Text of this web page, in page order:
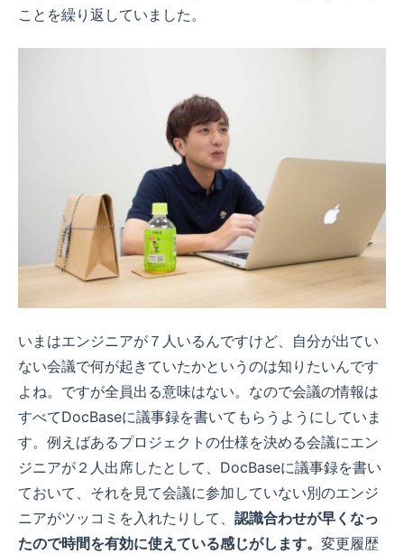
ことを繰り返していました。
いまはエンジニアが７人いるんですけど、自分が出てい
ない会議で何が起きていたかというのは知りたいんです
よね。ですが全員出る意味はない。なので会議の情報は
すべてDocBaseに議事録を書いてもらうようにしていま
す。例えばあるプロジェクトの仕様を決める会議にエン
ジニアが２人出席したとして、DocBaseに議事録を書い
ておいて、それを見て会議に参加していない別のエンジ
ニアがツッコミを入れたりして、 認識合わせが早くなっ
たので時間を有効に使えている感じがします。 変更履歴